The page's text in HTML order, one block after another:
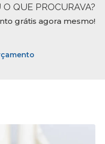
QUE PROCURAVA?
grátis agora mesmo!